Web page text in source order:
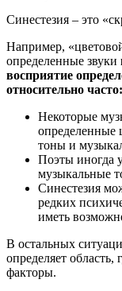
Синестезия – это
Например,
определенные звуки
восприятие
относительно часто:
Некоторые
определенные
тоны и
Поэты иногда
музыкальные
Синестезия
редких
иметь
В остальных
определяет
факторы.